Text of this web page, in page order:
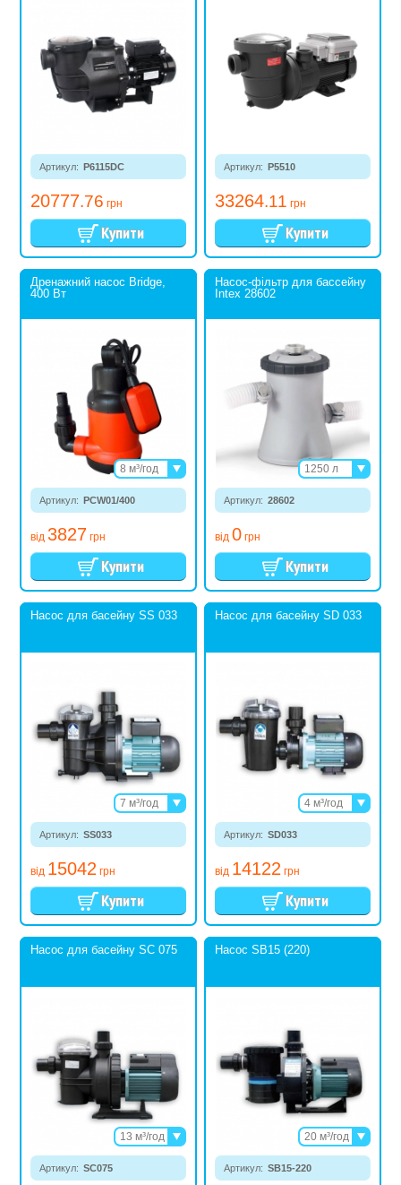
Артикул: P6115DC
20777.76 грн
Артикул: P5510
33264.11 грн
Дренажний насос Bridge,
400 Вт
Артикул: PCW01/400
від 3827 грн
8 м³/год
13,5 м³/год
Насос-фільтр для бассейну
Intex 28602
Артикул: 28602
від 0 грн
1250 л
2006 л
Насос для басейну SS 033
Артикул: SS033
від 15042 грн
7 м³/год
11 м³/год
Насос для басейну SD 033
Артикул: SD033
від 14122 грн
4 м³/год
8,5 м³/год
Насос для басейну SC 075
Артикул: SC075
13 м³/год
17 м³/год
Насос SB15 (220)
Артикул: SB15-220
20 м³/год
25 м³/год
29 м³/год